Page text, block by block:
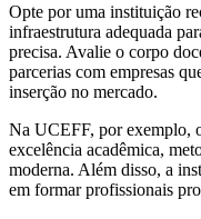
Opte por uma instituição
infraestrutura adequada
precisa. Avalie o corpo
parcerias com empresas
inserção no mercado.
Na UCEFF, por exemplo,
excelência acadêmica,
moderna. Além disso, a
em formar profissionais